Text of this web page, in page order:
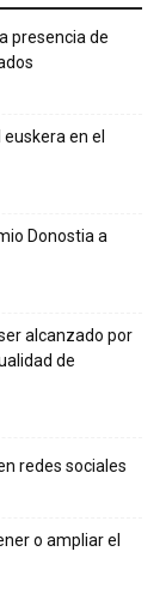
presencia de
en el
Donostia a
alcanzado por
de
redes sociales
o ampliar el